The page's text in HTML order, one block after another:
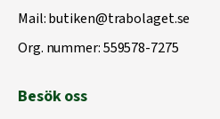
Mail:butiken@trabolaget.se
Org. nummer: 559578-7275
Besök oss